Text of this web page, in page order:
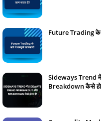
Future Trading के
January 16, 2024
Sideways Trend
Breakdown कैसे
February 05, 2024